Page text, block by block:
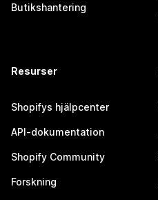
Butikshantering
Resurser
Shopifys hjälpcenter
API-dokumentation
Shopify Community
Forskning